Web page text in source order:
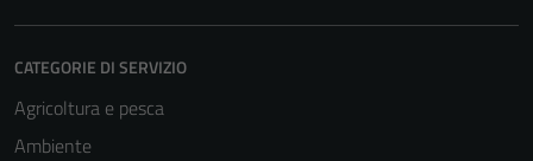
CATEGORIE DI SERVIZIO
Agricoltura e pesca
Ambiente